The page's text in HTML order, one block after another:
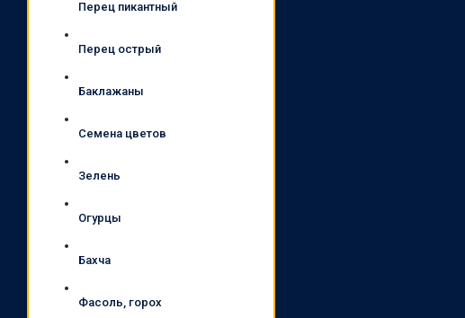
Перец пикантный
Перец острый
Баклажаны
Семена цветов
Зелень
Огурцы
Бахча
Фасоль, горох